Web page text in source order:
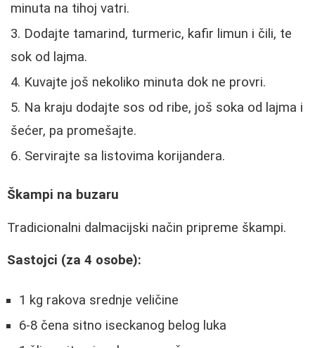
minuta na tihoj vatri.
Dodajte tamarind, turmeric, kafir limun i čili, te
sok od lajma.
Kuvajte još nekoliko minuta dok ne provri.
Na kraju dodajte sos od ribe, još soka od lajma i
šećer, pa promešajte.
Servirajte sa listovima korijandera.
Škampi na buzaru
Tradicionalni dalmacijski način pripreme škampi.
Sastojci (za 4 osobe):
1 kg rakova srednje veličine
6-8 čena sitno iseckanog belog luka